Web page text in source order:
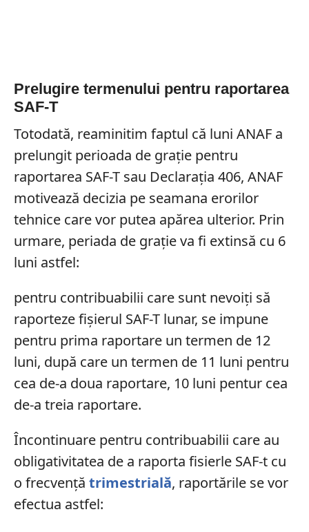
Prelugire termenului pentru raportarea
SAF-T
Totodată, reaminitim faptul că luni ANAF a
prelungit perioada de grație pentru
raportarea SAF-T sau Declarația 406, ANAF
motivează decizia pe seamana erorilor
tehnice care vor putea apărea ulterior. Prin
urmare, periada de grație va fi extinsă cu 6
luni astfel:
pentru contribuabilii care sunt nevoiți să
raporteze fișierul SAF-T lunar, se impune
pentru prima raportare un termen de 12
luni, după care un termen de 11 luni pentru
cea de-a doua raportare, 10 luni pentur cea
de-a treia raportare.
Încontinuare pentru contribuabilii care au
obligativitatea de a raporta fisierle SAF-t cu
o frecvență trimestrială, raportările se vor
efectua astfel: